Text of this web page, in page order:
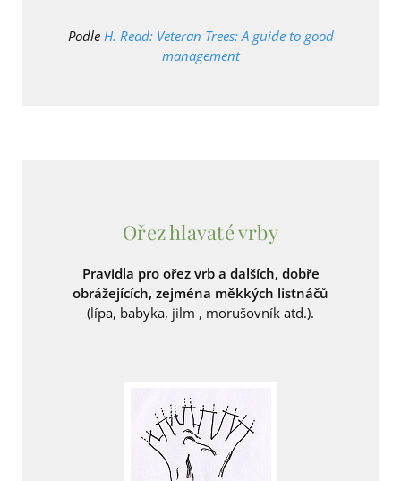
Podle H. Read: Veteran Trees: A guide to good
management
Ořez hlavaté vrby
Pravidla pro ořez vrb a dalších, dobře
obrážejících, zejména měkkých listnáčů
(lípa, babyka, jilm , morušovník atd.).